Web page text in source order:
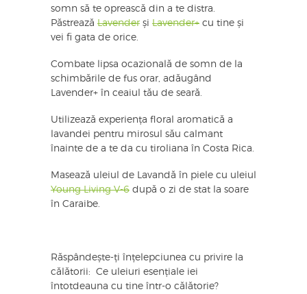
somn să te oprească din a te distra.
Păstrează Lavender și Lavender+ cu tine și
vei fi gata de orice.
Combate lipsa ocazională de somn de la
schimbările de fus orar, adăugând
Lavender+ în ceaiul tău de seară.
Utilizează experiența floral aromatică a
lavandei pentru mirosul său calmant
înainte de a te da cu tiroliana în Costa Rica.
Masează uleiul de Lavandă în piele cu uleiul
Young Living V-6 după o zi de stat la soare
în Caraibe.
Răspândește-ți înțelepciunea cu privire la
călătorii: Ce uleiuri esențiale iei
întotdeauna cu tine într-o călătorie?